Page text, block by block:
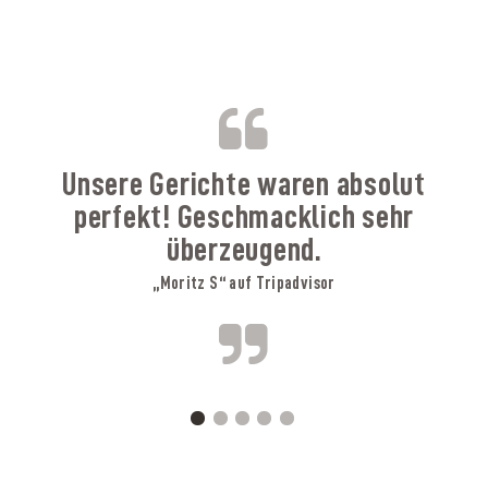
B
Unsere Gerichte waren absolut
perfekt! Geschmacklich sehr
überzeugend.
„Moritz S“ auf Tripadvisor
A